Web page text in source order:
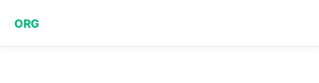
ORG